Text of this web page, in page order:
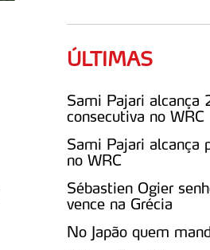
ÚLTIMAS
Sami Pajari alcança
consecutiva no WRC
Sami Pajari alcança
no WRC
Sébastien Ogier
vence na Grécia
No Japão quem